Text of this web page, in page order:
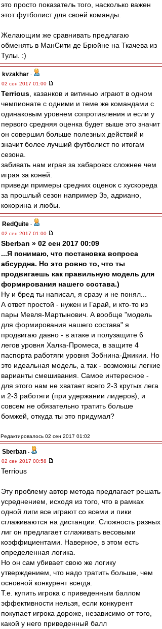
это просто показатель того, насколько важен
этот футболист для своей команды.
Желающим же сравнивать предлагаю
обменять в МанСити де Брюйне на Ткачева из
Тулы. :)
kvzakhar -
02 сен 2017 01:00
Terrious , казанков и витинью играют в одном
чемпионате с одними и теме же командами с
одинаковым уровнем сопротивления и если у
первого средняя оценка будет выше это значит
он совершил больше полезных действий и
значит более лучший футболист по итогам
сезона.
забивать нам играя за хабаровск сложнее чем
играя за коней.
приведи примеры средних оценок с хускореда
за прошлый сезон например Зэ, адриано,
кокорина и любы.
RedQuite -
02 сен 2017 01:00
Sberban » 02 сен 2017 00:09
...Я понимаю, что постановка вопроса
абсурдна. Но это ровно то, что ты
продвигаешь как правильную модель для
формирования нашего состава.)
Ну и бред ты написал, я сразу и не понял...
А ответ простой - нужен и Гарай, и кто-то из
пары Мевля-Мартынович. А вообще "модель
для формирования нашего состава" я
продвигаю давно - в атаке и полузащите 6
легов уровня Халка-Промеса, в защите 4
паспорта работяги уровня Зобнина-Джикии. Но
это идеальная модель, а так - возможны легкие
варианты смешивания. Самое интересное -
для этого нам не хватает всего 2-3 крутых лега
и 2-3 работяги (при удержании лидеров), и
совсем не обязательно тратить больше
бомжей, откуда ты это придумал?
Редактировалось 02 сен 2017 01:02
Sberban -
02 сен 2017 00:58
Terrious
Эту проблему автор метода предлагает решать
усреднением, исходя из того, что в рамках
одной лиги все играют со всеми и пики
сглаживаются на дистанции. Сложность разных
лиг он предлагает сглаживать весовыми
коэффициентами. Наверное, в этом есть
определенная логика.
Но он сам убивает свою же логику
утверждением, что надо тратить больше, чем
основной конкурент всегда.
Т.е. купить игрока с приведенным баллом
эффективности нельзя, если конкурент
покупает игрока дороже, независимо от того,
какой у него приведенный балл